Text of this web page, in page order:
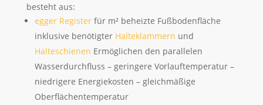
besteht aus:
egger Registerfür m² beheizte Fußbodenfläche
inklusive benötigter Halteklammern und
Halteschienen Ermöglichen den parallelen
Wasserdurchfluss – geringere Vorlauftemperatur –
niedrigere Energiekosten – gleichmäßige
Oberflächentemperatur